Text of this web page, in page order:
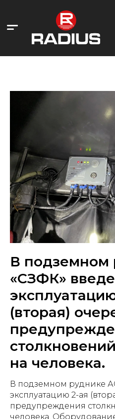
В подземном
«СЗФК»
(вторая)
на человека.
В подземном руднике
эксплуатацию 2-ая
предупреждения
человека.